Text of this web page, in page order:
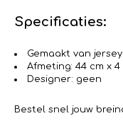
Specificaties:
Gemaakt van
Afmeting: 44 cm x 4
Designer: geen
Bestel snel jouw